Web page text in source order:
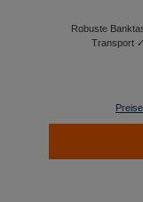
Robuste
Transport